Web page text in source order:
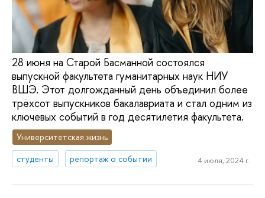
28 июня на Старой Басманной состоялся
выпускной факультета гуманитарных наук НИУ
ВШЭ. Этот долгожданный день объединил более
трёхсот выпускников бакалавриата и стал одним из
ключевых событий в год десятилетия факультета.
Университетская жизнь
студенты
репортаж о событии 4 июля, 2024 г.